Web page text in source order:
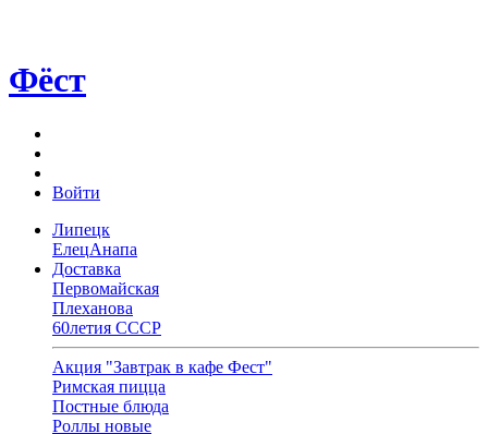
Фёст
Войти
Липецк
ЕлецАнапа
Доставка
Первомайская
Плеханова
60летия СССР
Акция "Завтрак в кафе Фест"
Римская пицца
Постные блюда
Роллы новые